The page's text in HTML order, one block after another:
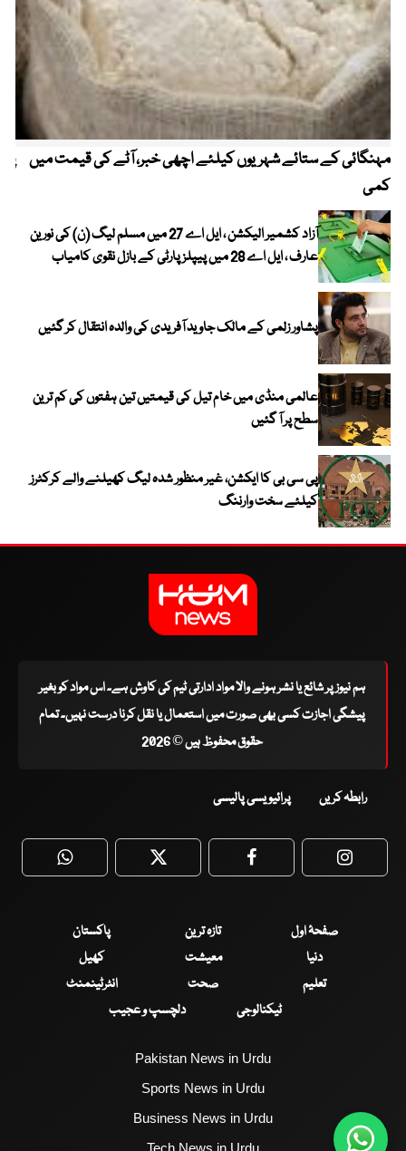
مہنگائی کے ستائے شہریوں کیلئے اچھی خبر، آٹے کی قیمت میں
کمی
آزاد کشمیر الیکشن ، ایل اے 27 میں مسلم لیگ (ن) کی نورین
عارف ، ایل اے 28 میں پیپلز پارٹی کے بازل نقوی کامیاب
پشاور زلمی کے مالک جاوید آفریدی کی والدہ انتقال کر گئیں
عالمی منڈی میں خام تیل کی قیمتیں تین ہفتوں کی کم ترین
سطح پر آ گئیں
پی سی بی کا ایکشن، غیر منظور شدہ لیگ کھیلنے والے کرکٹرز
کیلئے سخت وارننگ
ہم نیوز پر شائع یا نشر ہونے والا مواد ادارتی ٹیم کی کاوش ہے۔ اس مواد کو بغیر
پیشگی اجازت کسی بھی صورت میں استعمال یا نقل کرنا درست نہیں۔ تمام
حقوق محفوظ ہیں © 2026
رابطہ کریں پرائیویسی پالیسی
WhatsApp Twitter Facebook
صفحۂ اول تازہ ترین
پاکستان
دنیا
معیشت
کھیل
تعلیم
صحت
انٹرٹینمنٹ
ٹیکنالوجی
دلچسپ و عجیب
Pakistan News in Urdu
Sports News in Urdu
Business News in Urdu
Tech News in Urdu